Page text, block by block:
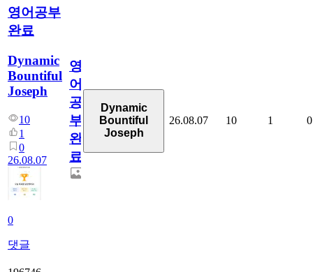
영어공부
완료
Dynamic
Bountiful
Joseph
10
1
0
26.08.07
0
댓글
영
어
공
부
완
료
Dynamic
Bountiful
Joseph
26.08.07 10 1 0